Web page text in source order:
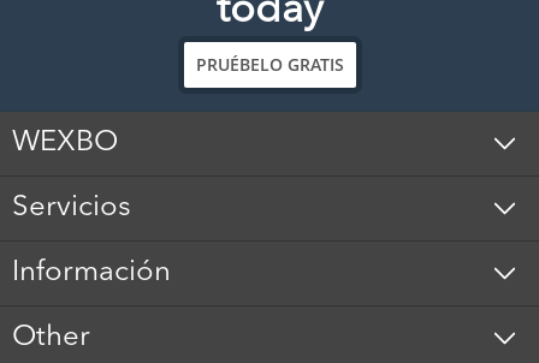
today
PRUÉBELO GRATIS
WEXBO
Servicios
Información
Other